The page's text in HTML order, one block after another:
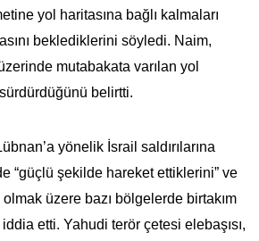
yol haritasına bağlı kalmaları
beklediklerini söyledi. Naim,
mutabakata varılan yol
sürdürdüğünü belirtti.
yönelik İsrail saldırılarına
“güçlü şekilde hareket ettiklerini” ve
olmak üzere bazı bölgelerde birtakım
etti. Yahudi terör çetesi elebaşısı,